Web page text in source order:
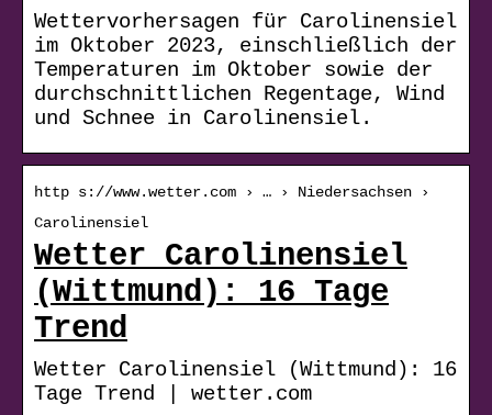
Wettervorhersagen für Carolinensiel
im Oktober 2023, einschließlich der
Temperaturen im Oktober sowie der
durchschnittlichen Regentage, Wind
und Schnee in Carolinensiel.
http s://www.wetter.com › … › Niedersachsen ›
Carolinensiel
Wetter Carolinensiel
(Wittmund): 16 Tage
Trend
Wetter Carolinensiel (Wittmund): 16
Tage Trend | wetter.com